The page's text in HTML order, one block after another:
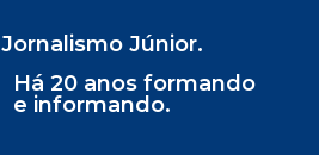
Jornalismo Júnior.
Há 20 anos formando
e informando.